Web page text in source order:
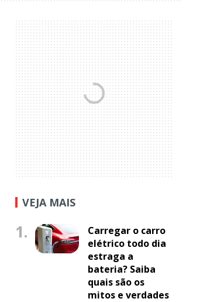
VEJA MAIS
1.
Carregar o carro
elétrico todo dia
estraga a
bateria? Saiba
quais são os
mitos e verdades